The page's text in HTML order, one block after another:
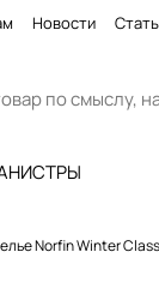
Новости
Norfin Winter